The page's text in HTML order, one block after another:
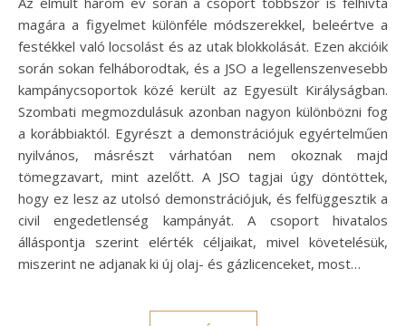
magára a figyelmet különféle módszerekkel, beleértve a
festékkel való locsolást és az utak blokkolását. Ezen akcióik
során sokan felháborodtak, és a JSO a legellenszenvesebb
kampánycsoportok közé került az Egyesült Királyságban.
Szombati megmozdulásuk azonban nagyon különbözni fog
a korábbiaktól. Egyrészt a demonstrációjuk egyértelműen
nyilvános, másrészt várhatóan nem okoznak majd
tömegzavart, mint azelőtt. A JSO tagjai úgy döntöttek,
hogy ez lesz az utolsó demonstrációjuk, és felfüggesztik a
civil engedetlenség kampányát. A csoport hivatalos
álláspontja szerint elérték céljaikat, mivel követelésük,
miszerint ne adjanak ki új olaj- és gázlicenceket, most…